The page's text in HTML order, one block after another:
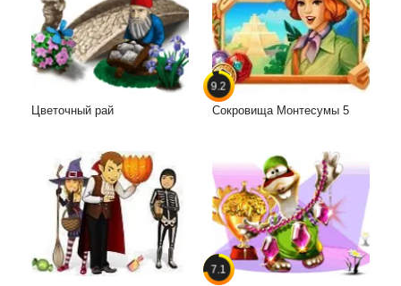
Цветочный рай
9.2
Сокровища Монтесумы 5
7.1